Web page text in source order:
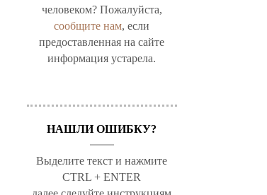
человеком? Пожалуйста,
сообщите нам, если
предоставленная на сайте
информация устарела.
НАШЛИ ОШИБКУ?
Выделите текст и нажмите
CTRL + ENTER